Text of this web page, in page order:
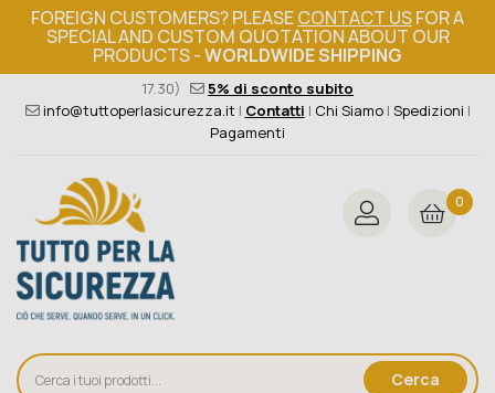
FOREIGN CUSTOMERS? PLEASECONTACT USFOR A
SPECIAL AND CUSTOM QUOTATION ABOUT OUR
PRODUCTS -WORLDWIDE SHIPPING
Ordine minimo 149€+iva 376 004 4000(Lun - Ven / 8.30 -
17.30)
5% di sconto subito
info@tuttoperlasicurezza.it | Contatti | Chi Siamo| Spedizioni |
Pagamenti
Cerca
0